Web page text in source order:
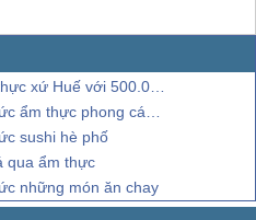
Huế với 500.000 đồng
thực phong cách mới
sushi hè phố
qua ẩm thực
những món ăn chay